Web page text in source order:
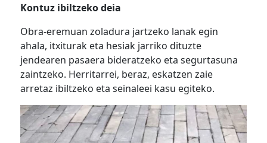
Kontuz ibiltzeko deia
Obra-eremuan zoladura jartzeko lanak egin
ahala, itxiturak eta hesiak jarriko dituzte
jendearen pasaera bideratzeko eta segurtasuna
zaintzeko. Herritarrei, beraz, eskatzen zaie
arretaz ibiltzeko eta seinaleei kasu egiteko.